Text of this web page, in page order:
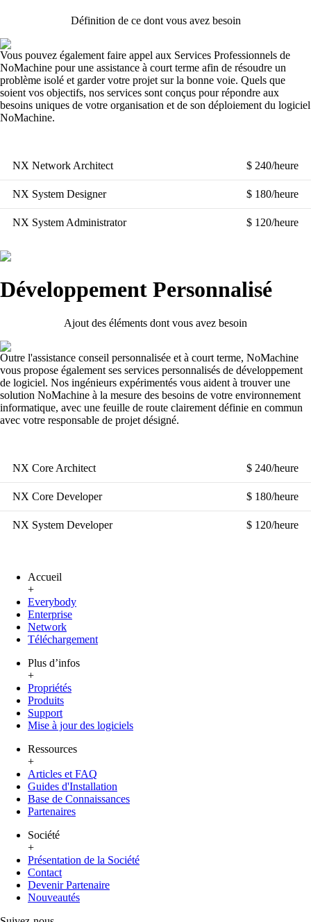
Définition de ce dont vous avez besoin
Vous pouvez également faire appel aux Services Professionnels de
NoMachine pour une assistance à court terme afin de résoudre un
problème isolé et garder votre projet sur la bonne voie. Quels que
soient vos objectifs, nos services sont conçus pour répondre aux
besoins uniques de votre organisation et de son déploiement du logiciel
NoMachine.
NX Network Architect $ 240/heure
NX System Designer $ 180/heure
NX System Administrator $ 120/heure
Développement Personnalisé
Ajout des éléments dont vous avez besoin
Outre l'assistance conseil personnalisée et à court terme, NoMachine
vous propose également ses services personnalisés de développement
de logiciel. Nos ingénieurs expérimentés vous aident à trouver une
solution NoMachine à la mesure des besoins de votre environnement
informatique, avec une feuille de route clairement définie en commun
avec votre responsable de projet désigné.
NX Core Architect $ 240/heure
NX Core Developer $ 180/heure
NX System Developer $ 120/heure
Accueil
+
Everybody
Enterprise
Network
Téléchargement
Plus d’infos
+
Propriétés
Produits
Support
Mise à jour des logiciels
Ressources
+
Articles et FAQ
Guides d'Installation
Base de Connaissances
Partenaires
Société
+
Présentation de la Société
Contact
Devenir Partenaire
Nouveautés